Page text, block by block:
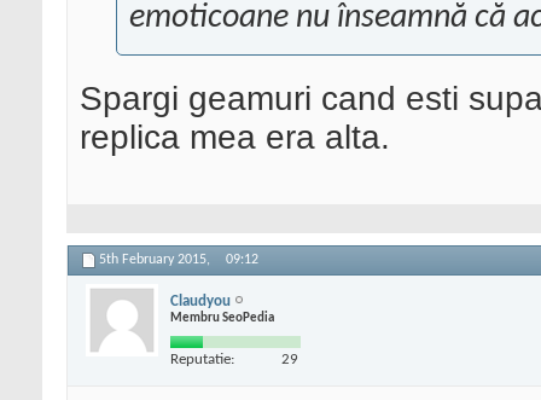
emoticoane nu înseamnă că
Spargi geamuri cand esti
replica mea era alta.
5th February 2015, 09:12
Claudyou
Membru SeoPedia
Reputatie: 29